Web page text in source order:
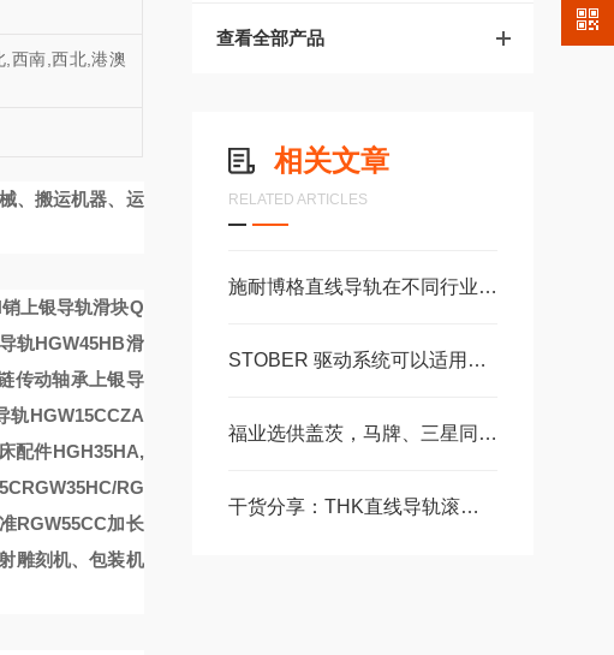
查看全部产品
相关文章
RELATED ARTICLES
施耐博格直线导轨在不同行业中的具体应用分享
STOBER 驱动系统可以适用于配合精度高自由扩展 – 方案。 ‍
福业选供盖茨，马牌、三星同步带、皮带轮，可带图纸加工定制。
干货分享：THK直线导轨滚珠丝杠使用中的那些常见故障与解决技巧
西南,西北,港澳
、搬运机器、运
销上银导轨滑块Q
轨HGW45HB滑
传动轴承上银导
轨HGW15CCZA
配件HGH35HA,
RGW35HC/RG
RGW55CC加长
雕刻机、包装机